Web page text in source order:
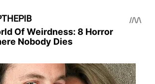
Of Weirdness: 8 Horror
Nobody Dies